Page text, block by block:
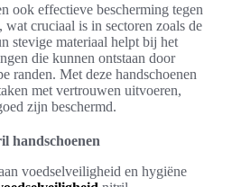
ook effectieve bescherming tegen
cruciaal is in sectoren zoals de
stevige materiaal helpt bij het
die kunnen ontstaan door
randen. Met deze handschoenen
met vertrouwen uitvoeren,
zijn beschermd.
handschoenen
voedselveiligheid en hygiëne